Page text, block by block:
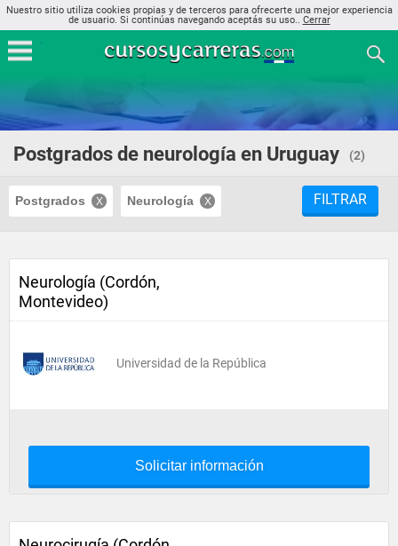
Nuestro sitio utiliza cookies propias y de terceros para ofrecerte una mejor experiencia
de usuario. Si continúas navegando aceptás su uso.. Cerrar
Postgrados de neurología en Uruguay (2)
Postgrados Neurología FILTRAR
Neurología (Cordón,
Montevideo)
Universidad de la República
Solicitar información